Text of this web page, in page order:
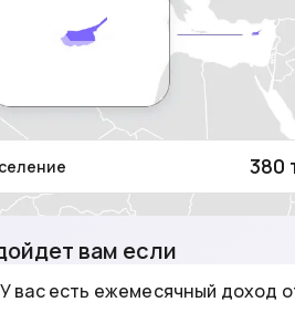
380
вам если
У вас есть ежемесячный доход